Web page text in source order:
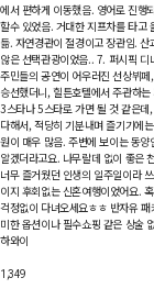
에서 편하게 이동했음. 영어로 진행
할수 있었음. 거대한 지프차를 타고
듦. 자연경관이 절경이고 장관임.
않은 선택관광이었음.. 7. 퍼시픽
주민들의 공연이 어우러진 선상뷔
승선했더니, 힐튼호텔에서 주관하
3스타나 5스타로 가면 될 것 같은데
다해서, 적당히 기분내며 즐기기에
원이 매우 많음. 주변에 보이는 동
알겠더라고요. 나무랄데 없이 좋은
너무 즐거웠던 인생의 일주일이라
이지 후회없는 신혼여행이었어요.
걱정없이 다녀오세요ㅎㅎ 반자유
미한 옵션이나 필수쇼핑 같은 상술
하와이
1,349